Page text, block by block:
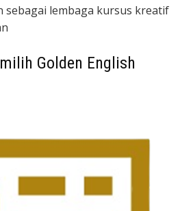
sebagai lembaga kursus kreatif
Golden English